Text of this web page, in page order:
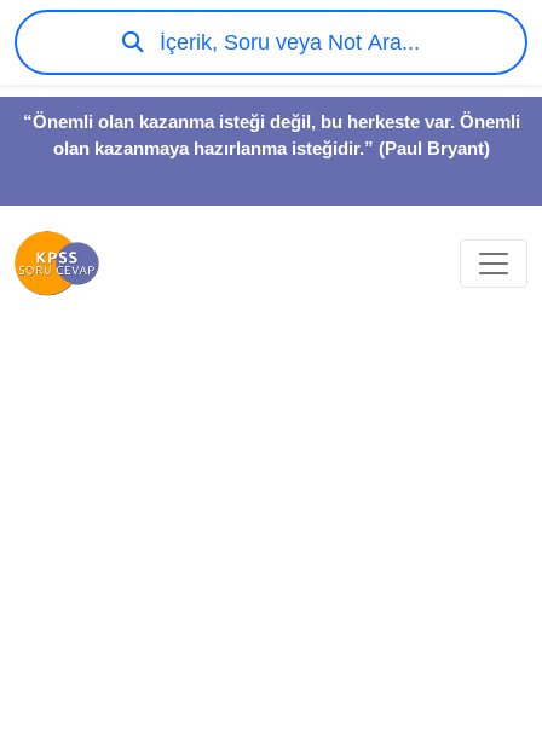
“Önemli olan kazanma isteği değil, bu herkeste var. Önemli
olan kazanmaya hazırlanma isteğidir.” (Paul Bryant)
İçerik, Soru veya Not Ara...